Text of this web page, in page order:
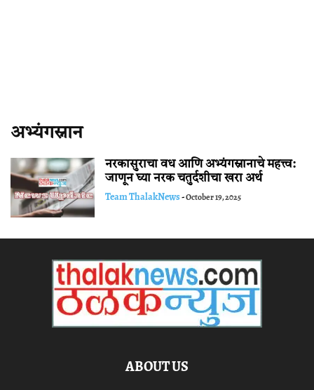
अभ्यंगस्नान
नरकासुराचा वध आणि अभ्यंगस्नानाचे महत्त्व:
जाणून घ्या नरक चतुर्दशीचा खरा अर्थ
Team ThalakNews-October 19, 2025
ABOUT US